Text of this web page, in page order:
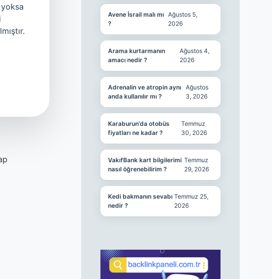
Avene İsrail malı mı
?
Ağustos 5,
2026
Arama kurtarmanın
amacı nedir ?
Ağustos 4,
2026
Adrenalin ve atropin aynı
anda kullanılır mı ?
Ağustos
3, 2026
Karaburun’da otobüs
fiyatları ne kadar ?
Temmuz
30, 2026
VakıfBank kart bilgilerimi
nasıl öğrenebilirim ?
Temmuz
29, 2026
Kedi bakmanın sevabı
nedir ?
Temmuz 25,
2026